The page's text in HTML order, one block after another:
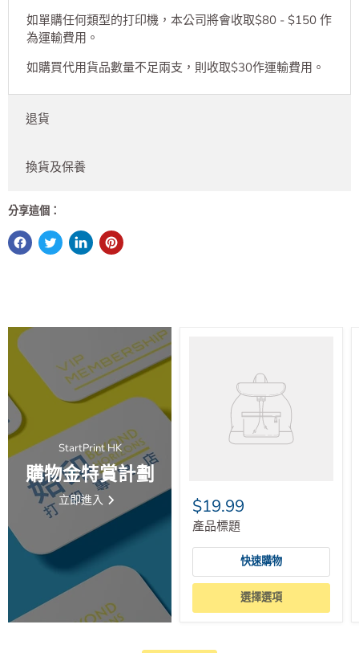
如單購任何類型的打印機，本公司將會收取$80 - $150 作
為運輸費用。
如購買代用貨品數量不足兩支，則收取$30作運輸費用。
退貨
換貨及保養
分享這個：
StartPrint HK
購物金特賞計劃
立即進入 $19.99
產品標題
快速購物
選擇選項